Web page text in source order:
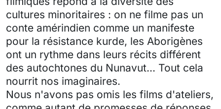
cultures minoritaires : on ne filme pas un
conte amérindien comme un manifeste
pour la résistance kurde, les Aborigènes
ont un rythme dans leurs récits différent
des autochtones du Nunavut... Tout cela
nourrit nos imaginaires.
Nous n'avons pas omis les films d'ateliers,